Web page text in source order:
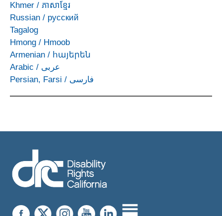
Khmer / ភាសាខ្មែរ
Russian / русский
Tagalog
Hmong / Hmoob
Armenian / հայերեն
Arabic / عربى
Persian, Farsi / فارسی